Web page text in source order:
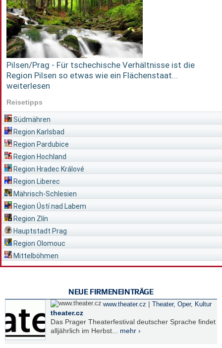
Pilsen/Prag - Für tschechische Verhältnisse ist die
Region Pilsen so etwas wie ein Flächenstaat...
weiterlesen
Reisetipps
Südmähren
Region Karlsbad
Region Pardubice
Region Hochland
Region Hradec Králové
Region Liberec
Mährisch-Schlesien
Region Ústí nad Labem
Region Zlín
Hauptstadt Prag
Region Olomouc
Mittelböhmen
NEUE FIRMENEINTRÄGE
www.theater.cz | Theater, Oper, Kultur
theater.cz
Das Prager Theaterfestival deutscher Sprache findet
alljährlich im Herbst... mehr ›